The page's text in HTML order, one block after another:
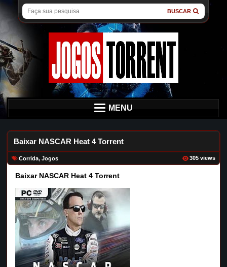
BUSCAR
MENU
Baixar NASCAR Heat 4 Torrent
Corrida,Jogos 305 views
Baixar NASCAR Heat 4 Torrent